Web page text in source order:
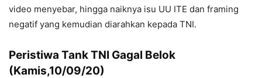
video menyebar, hingga naiknya isu UU ITE dan framing
negatif yang kemudian diarahkan kepada TNI.
Peristiwa Tank TNI Gagal Belok
(Kamis,10/09/20)